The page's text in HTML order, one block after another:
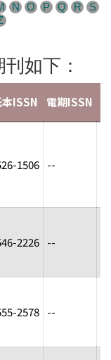
N O P Q R
S
如下：
ISSN 電期ISSN
1506 --
2226 --
2578 --